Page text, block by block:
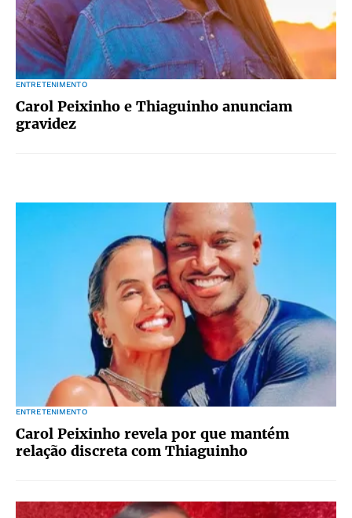
ENTRETENIMENTO
Carol Peixinho e Thiaguinho anunciam
gravidez
ENTRETENIMENTO
Carol Peixinho revela por que mantém
relação discreta com Thiaguinho